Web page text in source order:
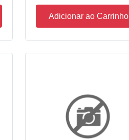
Adicionar ao Carrinho